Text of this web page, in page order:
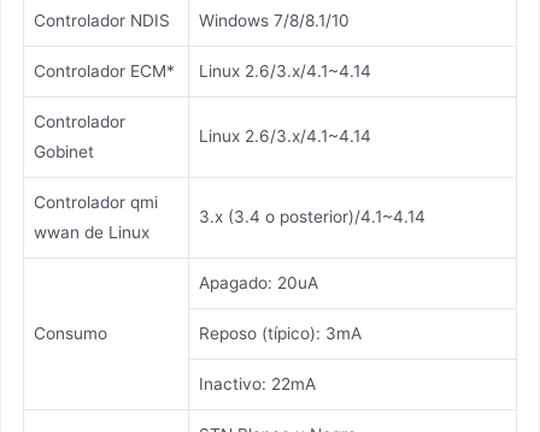
Controlador NDIS Windows 7/8/8.1/10
Controlador ECM* Linux 2.6/3.x/4.1~4.14
Controlador
Gobinet
Linux 2.6/3.x/4.1~4.14
Controlador qmi
wwan de Linux
3.x (3.4 o posterior)/4.1~4.14
Consumo
Apagado: 20uA
Reposo (típico): 3mA
Inactivo: 22mA